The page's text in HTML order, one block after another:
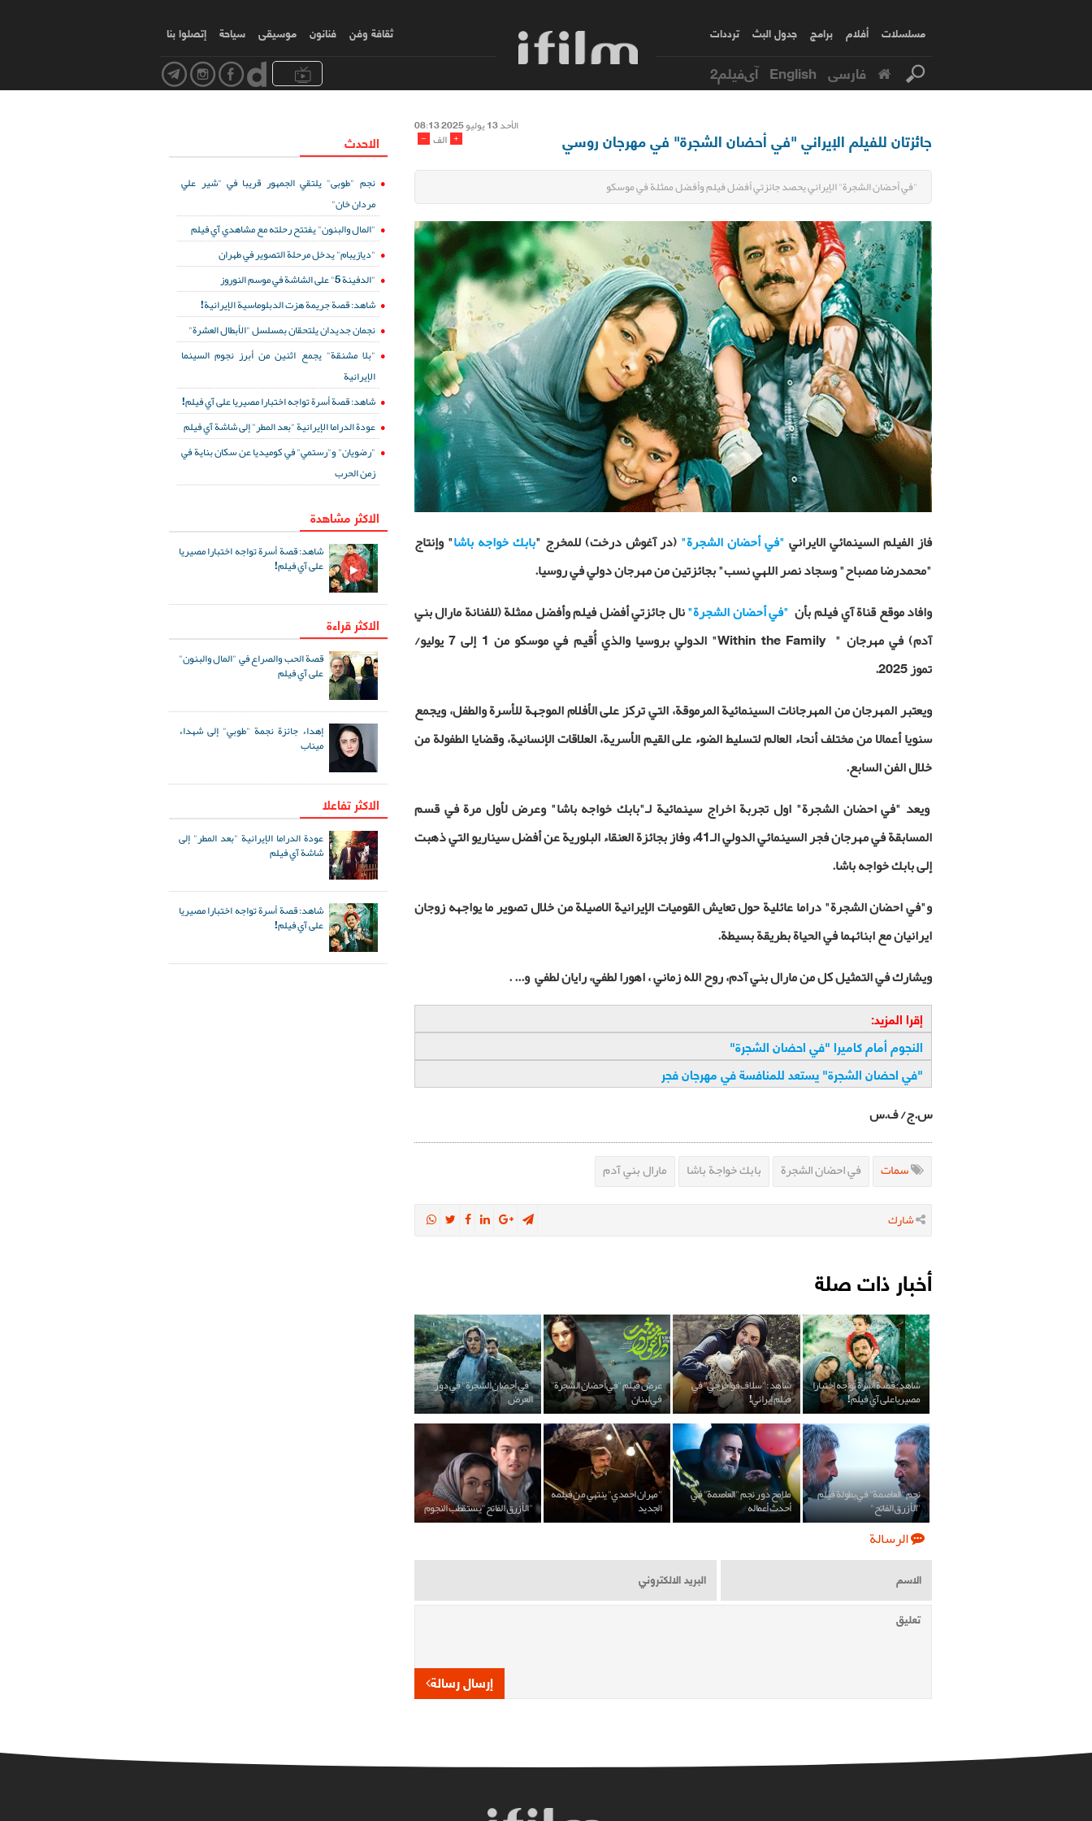
مسلسلات أفلام برامج جدول البث ترددات ثقافة وفن فنانون موسیقی سياحة إتصلوا بنا
فارسی English آی‌فیلم2
الأحد 13 یولیو 2025 08:13
- الف + جائزتان للفيلم الإيراني "في أحضان الشجرة" في مهرجان روسي
"في أحضان الشجرة" الإيراني يحصد جائزتي أفضل فيلم وأفضل ممثلة في موسكو
فاز الفيلم السينمائي الايراني "في أحضان الشجرة"(در آغوش درخت) للمخرج "بابك خواجه باشا" وإنتاج
"محمدرضا مصباح" وسجاد نصر اللهي نسب" بجائزتين من مهرجان دولي في روسيا.
وافاد موقع قناة آي فيلم بأن "في أحضان الشجرة"نال جائزتي أفضل فيلم وأفضل ممثلة (للفنانة مارال بني
آدم) في مهرجان " Within the Family
" الدولي بروسيا والذي أُقيم في موسكو من 1 إلى 7 يوليو/
تموز 2025.
ويعتبر المهرجان من المهرجانات السينمائية المرموقة، التي تركز على الأفلام الموجهة للأسرة والطفل، ويجمع
سنويا أعمالا من مختلف أنحاء العالم لتسليط الضوء على القيم الأسرية، العلاقات الإنسانية، وقضايا الطفولة من
خلال الفن السابع.
ويعد "في احضان الشجرة" اول تجربة اخراج سينمائية لـ"بابك خواجه باشا" وعرض لأول مرة في قسم
المسابقة في مهرجان فجر السينمائي الدولي الـ41، وفاز بجائزة العنقاء البلورية عن أفضل سيناريو التي ذهبت
إلى بابك خواجه باشا.
و"في احضان الشجرة" دراما عائلية حول تعايش القوميات الإيرانية الاصيلة من خلال تصوير ما يواجهه زوجان
ايرانيان مع ابنائهما في الحياة بطريقة بسيطة.
ويشارك في التمثيل كل من مارال بني آدم، روح الله زماني ، اهورا لطفي، رايان لطفي و... .
إقرا المزيد:
النجوم أمام كاميرا "في احضان الشجرة"
"في احضان الشجرة" يستعد للمنافسة في مهرجان فجر
س.ج/ ف.س
سمات في احضان الشجرة بابك خواجة باشا مارال بني آدم
شارك
أخبار ذات صلة
شاهد: قصة أسرة تواجه اختبارا
مصيريا على آي فيلم!
شاهد: "سلاف فواخرجي" في
فيلم إيراني!
عرض فيلم "في أحضان الشجرة"
في لبنان
"في أحضان الشجرة" في دور
العرض
نجم "العاصمة" في بطولة فيلم
"الأزرق الفاتح"
ملامح دور نجم "العاصمة" في
أحدث أعماله
"مهران احمدي" ينتهي من فيلمه
الجديد "الأزرق الفاتح" يستقطب النجوم
الرسالة
إرسال رسالة
الاحدث
نجم "طوبى" يلتقي الجمهور قريبا في "شير علي
مردان خان"
"المال والبنون" يفتتح رحلته مع مشاهدي آي فيلم
"ديازيبام" يدخل مرحلة التصوير في طهران
"الدفينة 5" على الشاشة في موسم النوروز
شاهد: قصة جريمة هزت الدبلوماسية الإيرانية!
نجمان جديدان يلتحقان بمسلسل "الأبطال العشرة"
"بلا مشنقة" يجمع اثنين من أبرز نجوم السينما
الإيرانية
شاهد: قصة أسرة تواجه اختبارا مصيريا على آي فيلم!
عودة الدراما الإيرانية "بعد المطر" إلى شاشة آي فيلم
"رضويان" و"رستمي" في كوميديا عن سكان بناية في
زمن الحرب
الاكثر مشاهدة
شاهد: قصة أسرة تواجه اختبارا مصيريا
على آي فيلم!
الاكثر قراءة
قصة الحب والصراع في "المال والبنون"
على آي فيلم
إهداء جائزة نجمة "طوبي" إلى شهداء
ميناب
الاکثر تفاعلا
عودة الدراما الإيرانية "بعد المطر" إلى
شاشة آي فيلم
شاهد: قصة أسرة تواجه اختبارا مصيريا
على آي فيلم!